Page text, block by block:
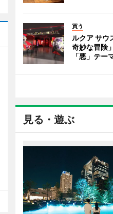
買う
ルクア サウ
奇妙な冒険
「悪」テー
見る・遊ぶ